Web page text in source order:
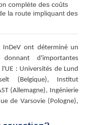
complète des coûts
la route impliquant des
InDeV ont déterminé un
d'importantes
: Universités de Lund
(Belgique), Institut
(Allemagne), Ingénierie
de Varsovie (Pologne),